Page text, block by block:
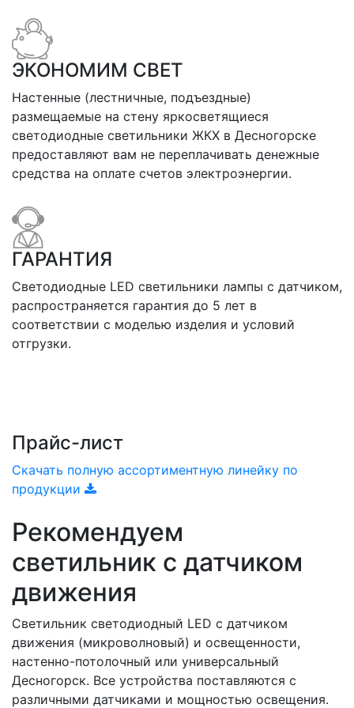
ЭКОНОМИМ СВЕТ
Настенные (лестничные, подъездные)
размещаемые на стену яркосветящиеся
светодиодные светильники ЖКХ в Десногорске
предоставляют вам не переплачивать денежные
средства на оплате счетов электроэнергии.
ГАРАНТИЯ
Светодиодные LED светильники лампы с датчиком,
распространяется гарантия до 5 лет в
соответствии с моделью изделия и условий
отгрузки.
Прайс-лист
Скачать полную ассортиментную линейку по
продукции
Рекомендуем
светильник с датчиком
движения
Светильник светодиодный LED с датчиком
движения (микроволновый) и освещенности,
настенно-потолочный или универсальный
Десногорск. Все устройства поставляются с
различными датчиками и мощностью освещения.